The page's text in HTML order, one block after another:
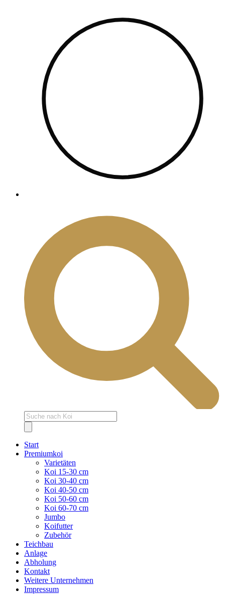
Products
search
Start
Premiumkoi
Varietäten
Koi 15-30 cm
Koi 30-40 cm
Koi 40-50 cm
Koi 50-60 cm
Koi 60-70 cm
Jumbo
Koifutter
Zubehör
Teichbau
Anlage
Abholung
Kontakt
Weitere Unternehmen
Impressum